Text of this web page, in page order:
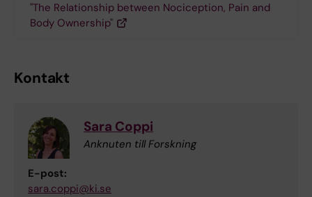
"The Relationship between Nociception, Pain and
Body Ownership"
Kontakt
Sara Coppi
Anknuten till Forskning
E-post:
sara.coppi@ki.se